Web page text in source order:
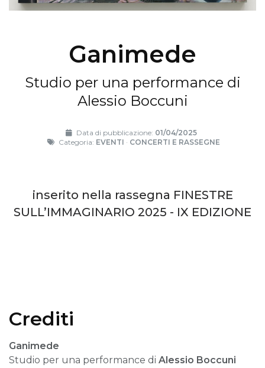
Ganimede
Studio per una performance di
Alessio Boccuni
Data di pubblicazione: 01/04/2025
Categoria: EVENTI · CONCERTI E RASSEGNE
inserito nella rassegna FINESTRE
SULL’IMMAGINARIO 2025 - IX EDIZIONE
Crediti
Ganimede
Studio per una performance di Alessio Boccuni